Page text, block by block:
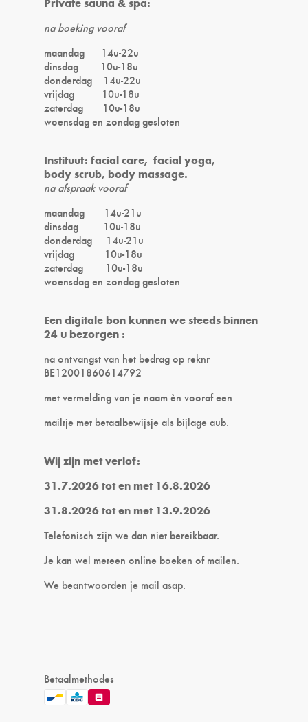
na boeking vooraf
maandag 14u-22u
dinsdag 10u-18u
donderdag 14u-22u
vrijdag 10u-18u
zaterdag 10u-18u
woensdag en zondag gesloten
Instituut: facial care, facial yoga,
body scrub, body massage.
na afspraak vooraf
maandag 14u-21u
dinsdag 10u-18u
donderdag 14u-21u
vrijdag 10u-18u
zaterdag 10u-18u
woensdag en zondag gesloten
Een digitale bon kunnen we steeds binnen
24 u bezorgen :
na ontvangst van het bedrag op reknr
BE12001860614792
met vermelding van je naam èn vooraf een
mailtje met betaalbewijsje als bijlage aub.
Wij zijn met verlof:
31.7.2026 tot en met 16.8.2026
31.8.2026 tot en met 13.9.2026
Telefonisch zijn we dan niet bereikbaar.
Je kan wel meteen online boeken of mailen.
We beantwoorden je mail asap.
Betaalmethodes